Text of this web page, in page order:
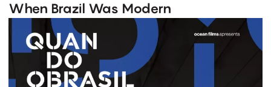
When Brazil Was Modern